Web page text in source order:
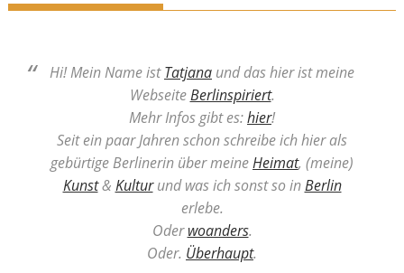
Hi! Mein Name istTatjana und das hier ist meine
WebseiteBerlinspiriert.
Mehr Infos gibt es:hier!
Seit ein paar Jahren schon schreibe ich hier als
gebürtige Berlinerin über meineHeimat, (meine)
Kunst& Kulturund was ich sonst so inBerlin
erlebe.
Oderwoanders.
Oder. Überhaupt.